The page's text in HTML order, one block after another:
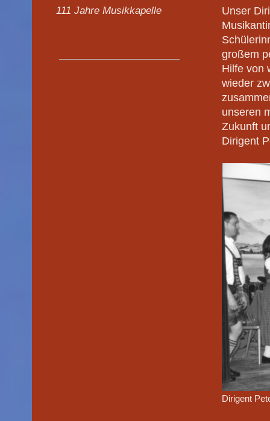
Unser
großem
Hilfe von
wieder
unseren
Zukunft
Dirigent
Dirigent
111 Jahre Musikkapelle